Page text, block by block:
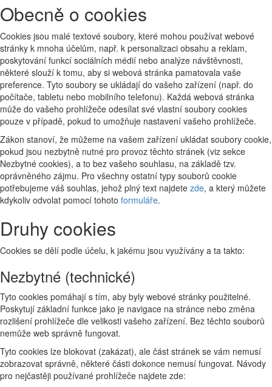
Obecně o cookies
Cookies jsou malé textové soubory, které mohou používat webové
stránky k mnoha účelům, např. k personalizaci obsahu a reklam,
poskytování funkcí sociálních médií nebo analýze návštěvnosti,
některé slouží k tomu, aby si webová stránka pamatovala vaše
preference. Tyto soubory se ukládají do vašeho zařízení (např. do
počítače, tabletu nebo mobilního telefonu). Každá webová stránka
může do vašeho prohlížeče odesílat své vlastní soubory cookies
pouze v případě, pokud to umožňuje nastavení vašeho prohlížeče.
Zákon stanoví, že můžeme na vašem zařízení ukládat soubory cookie,
pokud jsou nezbytně nutné pro provoz těchto stránek (viz sekce
Nezbytné cookies), a to bez vašeho souhlasu, na základě tzv.
oprávněného zájmu. Pro všechny ostatní typy souborů cookie
potřebujeme váš souhlas, jehož plný text najdete zde, a který můžete
kdykoliv odvolat pomocí tohoto formuláře.
Druhy cookies
Cookies se dělí podle účelu, k jakému jsou využívány a ta takto:
Nezbytné (technické)
Tyto cookies pomáhají s tím, aby byly webové stránky použitelné.
Poskytují základní funkce jako je navigace na stránce nebo změna
rozlišení prohlížeče dle velikosti vašeho zařízení. Bez těchto souborů
nemůže web správně fungovat.
Tyto cookies lze blokovat (zakázat), ale část stránek se vám nemusí
zobrazovat správně, některé části dokonce nemusí fungovat. Návody
pro nejčastěji používané prohlížeče najdete zde: